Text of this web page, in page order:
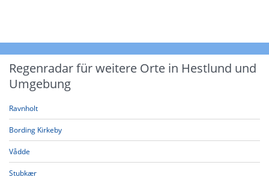
Regenradar für weitere Orte in Hestlund und
Umgebung
Ravnholt
Bording Kirkeby
Vådde
Stubkær